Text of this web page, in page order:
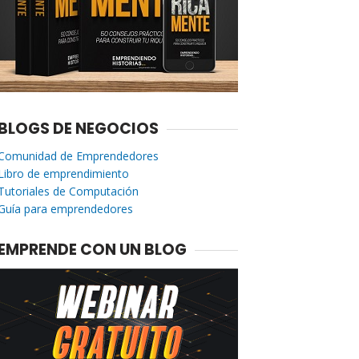
DE NEGOCIOS
de Emprendedores
de emprendimiento
de Computación
para emprendedores
CON UN BLOG